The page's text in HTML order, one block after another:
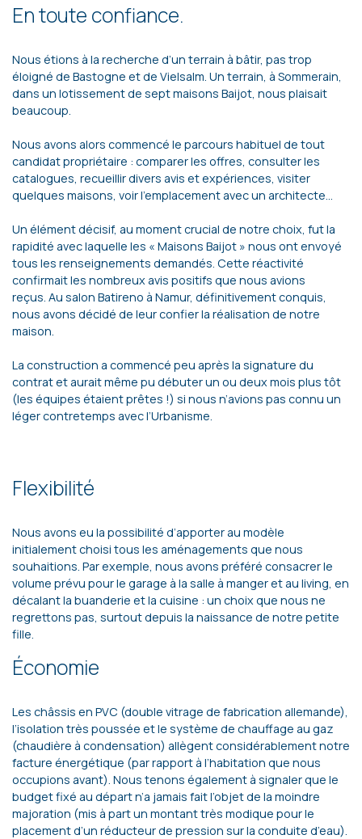
En toute confiance.
Nous étions à la recherche d’un terrain à bâtir, pas trop
éloigné de Bastogne et de Vielsalm. Un terrain, à Sommerain,
dans un lotissement de sept maisons Baijot, nous plaisait
beaucoup.
Nous avons alors commencé le parcours habituel de tout
candidat propriétaire : comparer les offres, consulter les
catalogues, recueillir divers avis et expériences, visiter
quelques maisons, voir l’emplacement avec un architecte…
Un élément décisif, au moment crucial de notre choix, fut la
rapidité avec laquelle les « Maisons Baijot » nous ont envoyé
tous les renseignements demandés. Cette réactivité
confirmait les nombreux avis positifs que nous avions
reçus. Au salon Batireno à Namur, définitivement conquis,
nous avons décidé de leur confier la réalisation de notre
maison.
La construction a commencé peu après la signature du
contrat et aurait même pu débuter un ou deux mois plus tôt
(les équipes étaient prêtes !) si nous n’avions pas connu un
léger contretemps avec l’Urbanisme.
Flexibilité
Nous avons eu la possibilité d’apporter au modèle
initialement choisi tous les aménagements que nous
souhaitions. Par exemple, nous avons préféré consacrer le
volume prévu pour le garage à la salle à manger et au living, en
décalant la buanderie et la cuisine : un choix que nous ne
regrettons pas, surtout depuis la naissance de notre petite
fille.
Économie
Les châssis en PVC (double vitrage de fabrication allemande),
l’isolation très poussée et le système de chauffage au gaz
(chaudière à condensation) allègent considérablement notre
facture énergétique (par rapport à l’habitation que nous
occupions avant). Nous tenons également à signaler que le
budget fixé au départ n’a jamais fait l’objet de la moindre
majoration (mis à part un montant très modique pour le
placement d’un réducteur de pression sur la conduite d’eau).